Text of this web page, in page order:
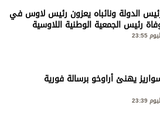
الدولة ونائباه يعزون رئيس لاوس في
رئيس الجمعية الوطنية اللاوسية
23:55
يهنئ أراوخو برسالة فورية
23:39